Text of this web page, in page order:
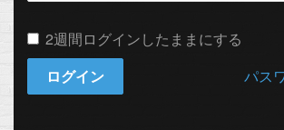
2週間ログインしたままにする
ログイン
パス